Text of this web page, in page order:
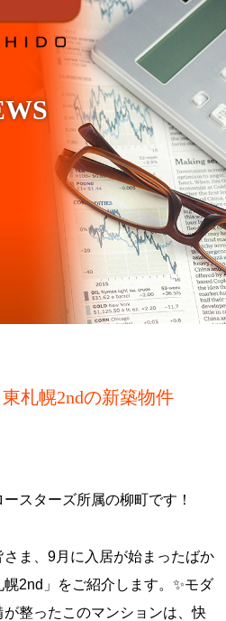
札幌2ndの新築物件
スターズ所属の柳町です！
ま、9月に入居が始まったばか
2nd」をご紹介します。✨モダ
整ったこのマンションは、快